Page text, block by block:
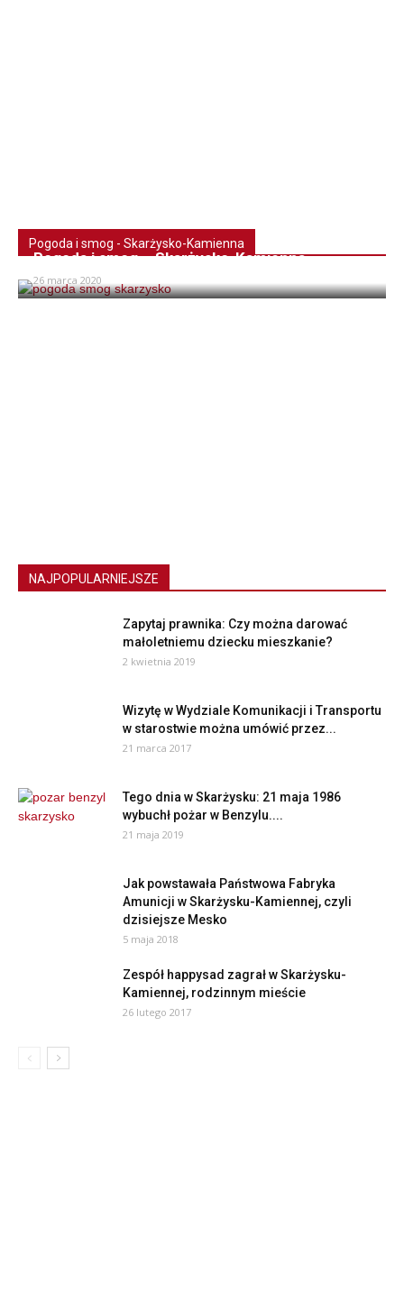
Pogoda i smog - Skarżysko-Kamienna
Pogoda i smog – Skarżysko-Kamienna
26 marca 2020
NAJPOPULARNIEJSZE
Zapytaj prawnika: Czy można darować
małoletniemu dziecku mieszkanie?
2 kwietnia 2019
Wizytę w Wydziale Komunikacji i Transportu
w starostwie można umówić przez...
21 marca 2017
Tego dnia w Skarżysku: 21 maja 1986
wybuchł pożar w Benzylu....
21 maja 2019
Jak powstawała Państwowa Fabryka
Amunicji w Skarżysku-Kamiennej, czyli
dzisiejsze Mesko
5 maja 2018
Zespół happysad zagrał w Skarżysku-
Kamiennej, rodzinnym mieście
26 lutego 2017